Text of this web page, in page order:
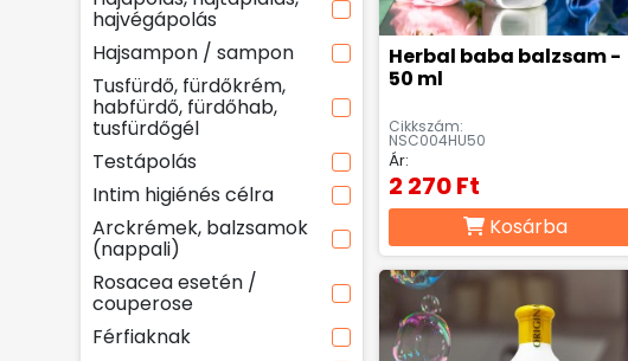
hajvégápolás
Hajsampon / sampon
Tusfürdő, fürdőkrém,
habfürdő, fürdőhab,
tusfürdőgél
Testápolás
Intim higiénés célra
Arckrémek, balzsamok
(nappali)
Rosacea esetén /
couperose
Férfiaknak
Herbal baba balzsam -
50 ml
Cikkszám:
NSC004HU50
Ár:
2 270 Ft
Kosárba